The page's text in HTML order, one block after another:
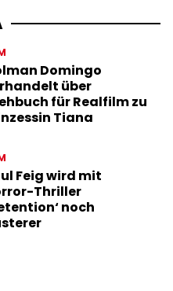
Domingo
über
für Realfilm zu
Tiana
Feig wird mit
Thriller
noch